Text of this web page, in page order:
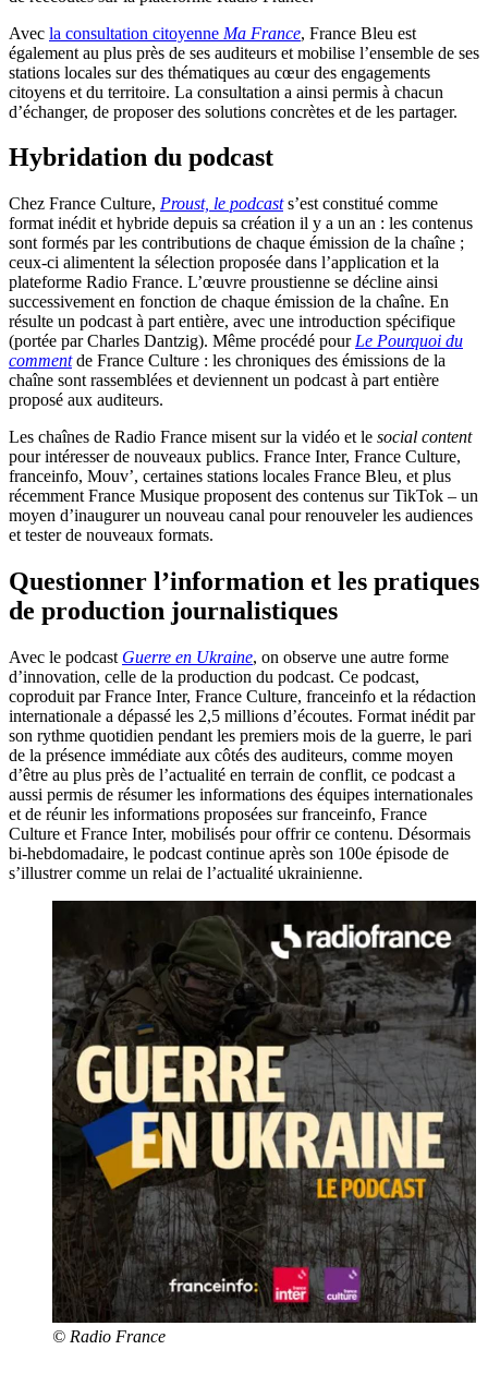
Avec la consultation citoyenne Ma France, France Bleu est
également au plus près de ses auditeurs et mobilise l’ensemble de ses
stations locales sur des thématiques au cœur des engagements
citoyens et du territoire. La consultation a ainsi permis à chacun
d’échanger, de proposer des solutions concrètes et de les partager.
Hybridation du podcast
Chez France Culture, Proust, le podcasts’est constitué comme
format inédit et hybride depuis sa création il y a un an : les contenus
sont formés par les contributions de chaque émission de la chaîne ;
ceux-ci alimentent la sélection proposée dans l’application et la
plateforme Radio France. L’œuvre proustienne se décline ainsi
successivement en fonction de chaque émission de la chaîne. En
résulte un podcast à part entière, avec une introduction spécifique
(portée par Charles Dantzig). Même procédé pour Le Pourquoi du
commentde France Culture : les chroniques des émissions de la
chaîne sont rassemblées et deviennent un podcast à part entière
proposé aux auditeurs.
Les chaînes de Radio France misent sur la vidéo et le social content
pour intéresser de nouveaux publics. France Inter, France Culture,
franceinfo, Mouv’, certaines stations locales France Bleu, et plus
récemment France Musique proposent des contenus sur TikTok – un
moyen d’inaugurer un nouveau canal pour renouveler les audiences
et tester de nouveaux formats.
Questionner l’information et les pratiques
de production journalistiques
Avec le podcast Guerre en Ukraine, on observe une autre forme
d’innovation, celle de la production du podcast. Ce podcast,
coproduit par France Inter, France Culture, franceinfo et la rédaction
internationale a dépassé les 2,5 millions d’écoutes. Format inédit par
son rythme quotidien pendant les premiers mois de la guerre, le pari
de la présence immédiate aux côtés des auditeurs, comme moyen
d’être au plus près de l’actualité en terrain de conflit, ce podcast a
aussi permis de résumer les informations des équipes internationales
et de réunir les informations proposées sur franceinfo, France
Culture et France Inter, mobilisés pour offrir ce contenu. Désormais
bi-hebdomadaire, le podcast continue après son 100e épisode de
s’illustrer comme un relai de l’actualité ukrainienne.
© Radio France